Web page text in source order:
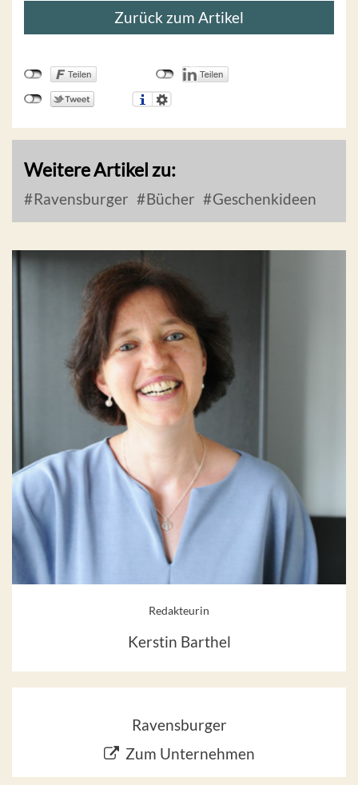
Zurück zum Artikel
Weitere Artikel zu:
Ravensburger Bücher Geschenkideen
Redakteurin
Kerstin Barthel
Ravensburger
Zum Unternehmen